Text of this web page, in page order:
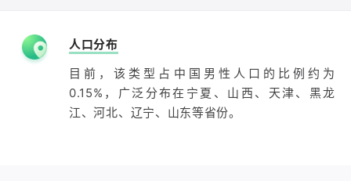
人口分布
目前，该类型占中国男性人口的比例约为
0.15%，广泛分布在宁夏、山西、天津、黑龙
江、河北、辽宁、山东等省份。